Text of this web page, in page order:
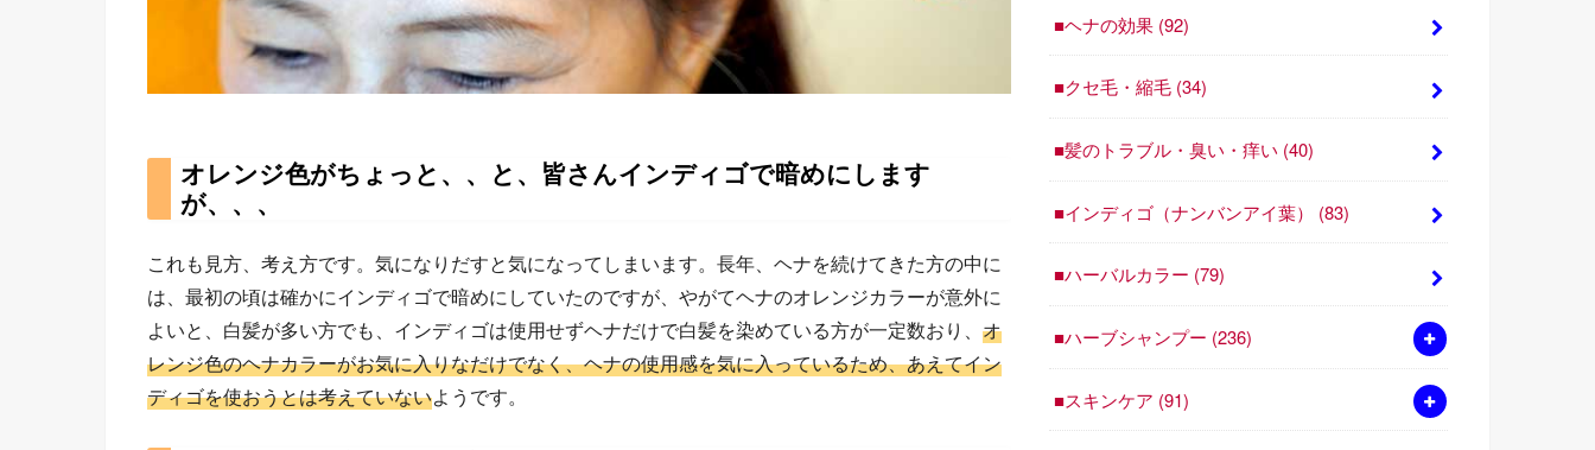
オレンジ色がちょっと、、と、皆さんインディゴで暗めにします
が、、、
これも見方、考え方です。気になりだすと気になってしまいます。長年、ヘナを続けてきた方の中に
は、最初の頃は確かにインディゴで暗めにしていたのですが、やがてヘナのオレンジカラーが意外に
よいと、白髪が多い方でも、インディゴは使用せずヘナだけで白髪を染めている方が一定数おり、 オ
レンジ色のヘナカラーがお気に入りなだけでなく、ヘナの使用感を気に入っているため、あえてイン
ディゴを使おうとは考えていないようです。
■ヘナの効果 (92)
■クセ毛・縮毛 (34)
■髪のトラブル・臭い・痒い (40)
■インディゴ（ナンバンアイ葉） (83)
■ハーバルカラー (79)
■ハーブシャンプー (236)
■スキンケア (91)